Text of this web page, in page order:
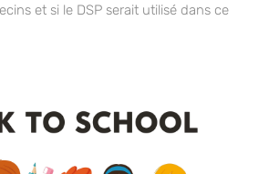
et si le DSP serait utilisé dans ce